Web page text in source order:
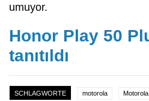
umuyor.
Honor Play 50
tanıtıldı
SCHLAGWORTE motorola